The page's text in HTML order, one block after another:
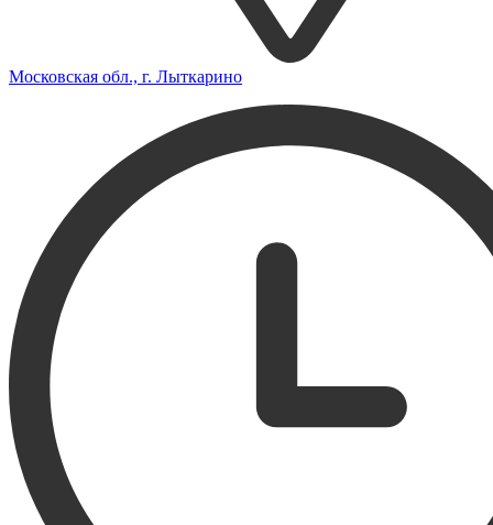
Московская обл., г. Лыткарино